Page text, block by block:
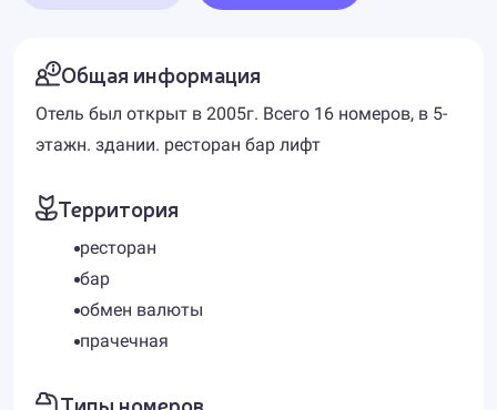
Общая информация
Отель был открыт в 2005г. Всего 16 номеров, в 5-
этажн. здании. ресторан бар лифт
Территория
ресторан
бар
обмен валюты
прачечная
Типы номеров